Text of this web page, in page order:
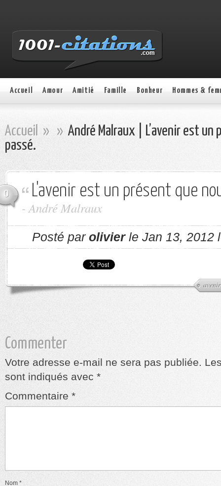
Accueil Amour Amitié Famille Bonheur Hommes &
Accueil » » André Malraux | L’avenir est
passé.
0 L'avenir est un présent que
- André Malraux
Posté par olivierle Jan 13, 2012
avenir
Commenter
Votre adresse e-mail ne sera pas publiée.
sont indiqués avec *
Commentaire *
Nom *